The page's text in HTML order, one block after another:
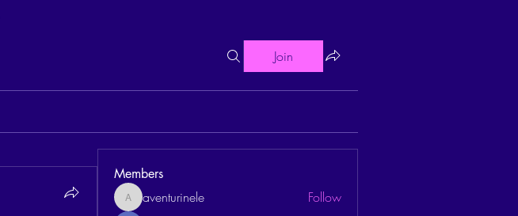
Join
Members
aventurinele
aventurinele Follow